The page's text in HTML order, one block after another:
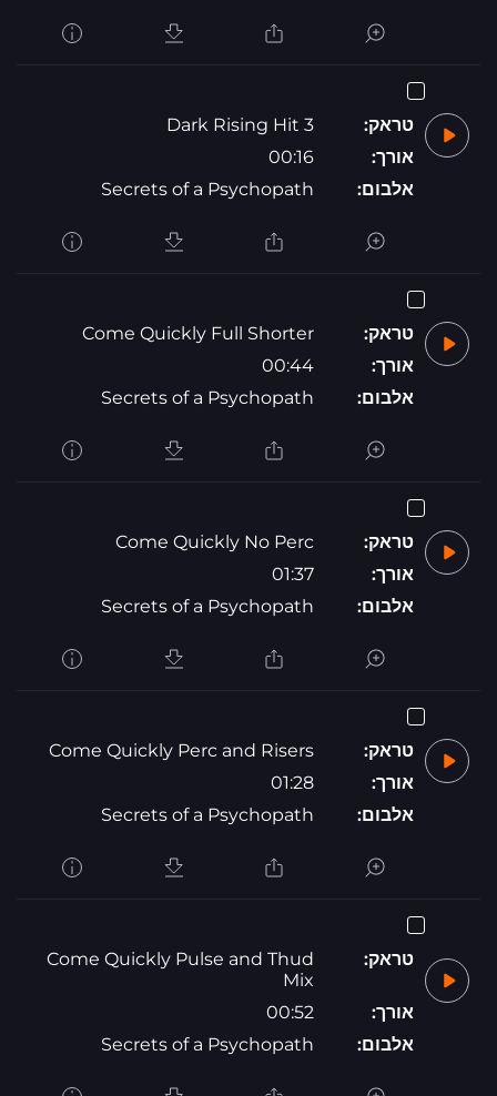
טראק:
Dark Rising Hit 3
אורך:
00:16
אלבום:
Secrets of a Psychopath
טראק:
Come Quickly Full Shorter
אורך:
00:44
אלבום:
Secrets of a Psychopath
טראק:
Come Quickly No Perc
אורך:
01:37
אלבום:
Secrets of a Psychopath
טראק:
Come Quickly Perc and Risers
אורך:
01:28
אלבום:
Secrets of a Psychopath
טראק:
Come Quickly Pulse and Thud
Mix
אורך:
00:52
אלבום:
Secrets of a Psychopath